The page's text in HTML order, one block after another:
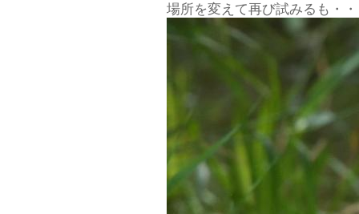
場所を変えて再び試みるも・